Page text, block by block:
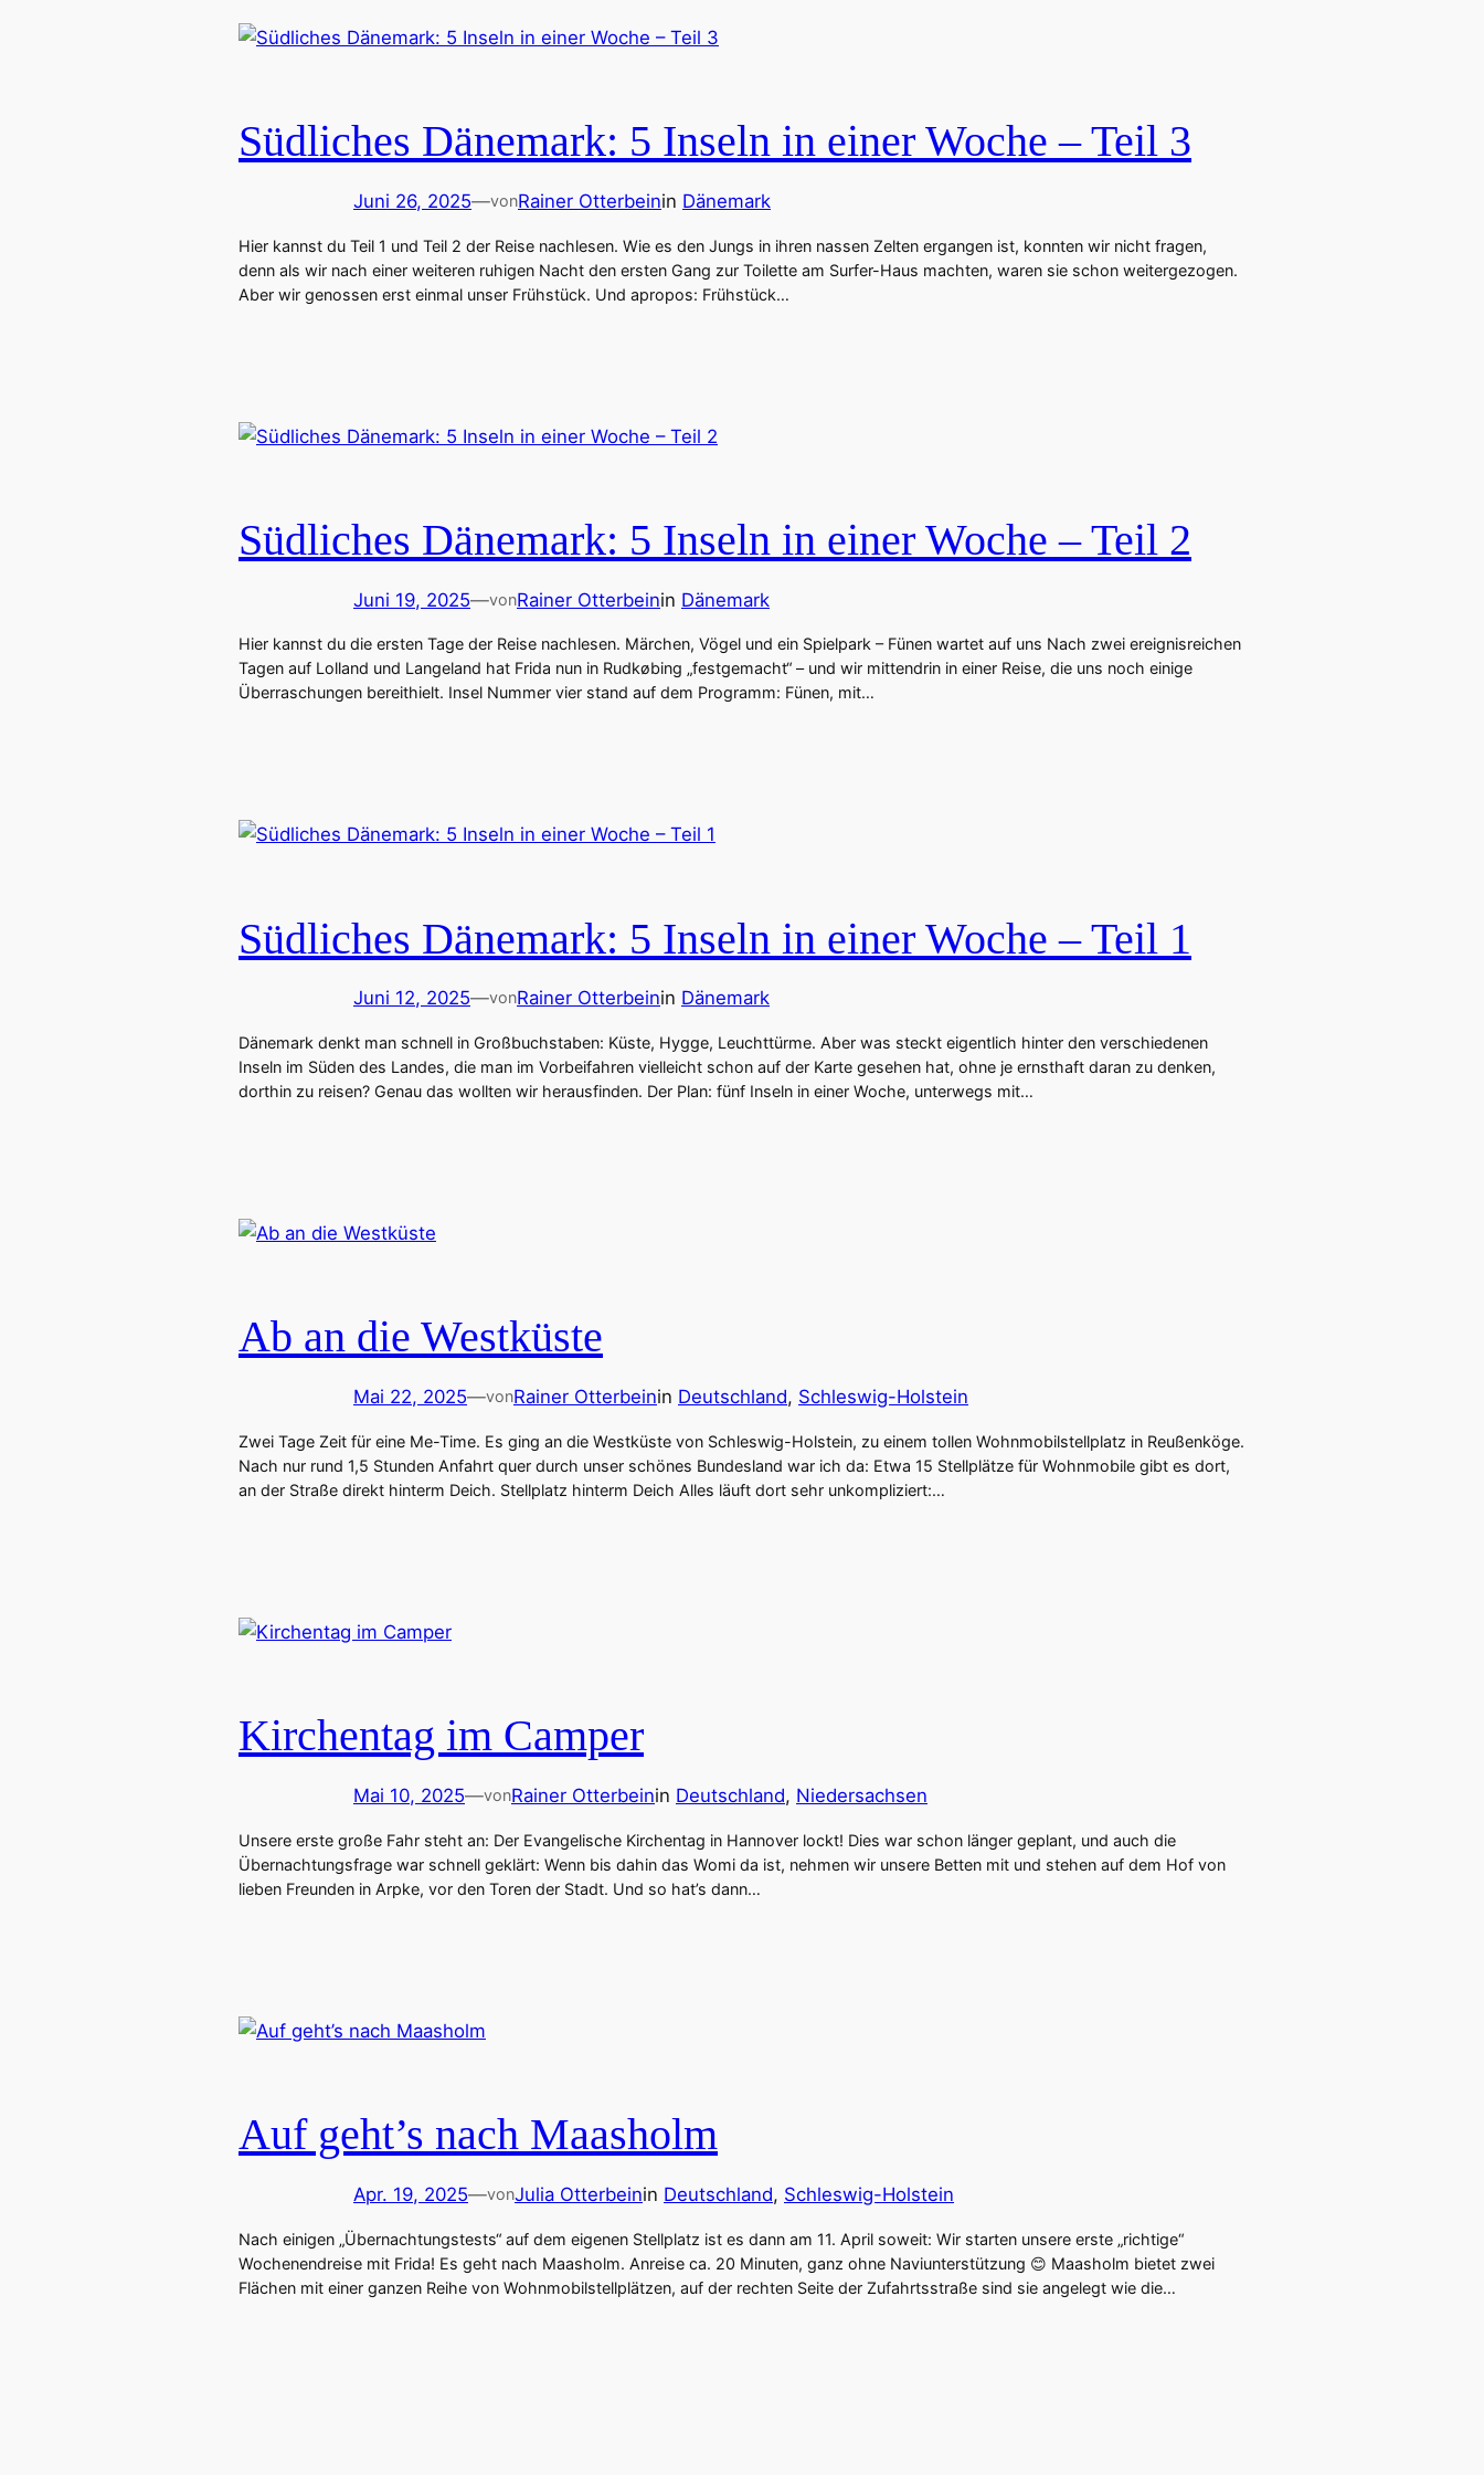
Südliches Dänemark: 5 Inseln in einer Woche – Teil 3
Juni 26, 2025—vonRainer Otterbeinin Dänemark
Hier kannst du Teil 1 und Teil 2 der Reise nachlesen. Wie es den Jungs in ihren nassen Zelten ergangen ist, konnten wir nicht fragen,
denn als wir nach einer weiteren ruhigen Nacht den ersten Gang zur Toilette am Surfer-Haus machten, waren sie schon weitergezogen.
Aber wir genossen erst einmal unser Frühstück. Und apropos: Frühstück…
Südliches Dänemark: 5 Inseln in einer Woche – Teil 2
Juni 19, 2025—vonRainer Otterbeinin Dänemark
Hier kannst du die ersten Tage der Reise nachlesen. Märchen, Vögel und ein Spielpark – Fünen wartet auf uns Nach zwei ereignisreichen
Tagen auf Lolland und Langeland hat Frida nun in Rudkøbing „festgemacht“ – und wir mittendrin in einer Reise, die uns noch einige
Überraschungen bereithielt. Insel Nummer vier stand auf dem Programm: Fünen, mit…
Südliches Dänemark: 5 Inseln in einer Woche – Teil 1
Juni 12, 2025—vonRainer Otterbeinin Dänemark
Dänemark denkt man schnell in Großbuchstaben: Küste, Hygge, Leuchttürme. Aber was steckt eigentlich hinter den verschiedenen
Inseln im Süden des Landes, die man im Vorbeifahren vielleicht schon auf der Karte gesehen hat, ohne je ernsthaft daran zu denken,
dorthin zu reisen? Genau das wollten wir herausfinden. Der Plan: fünf Inseln in einer Woche, unterwegs mit…
Ab an die Westküste
Mai 22, 2025—vonRainer Otterbeinin Deutschland, Schleswig-Holstein
Zwei Tage Zeit für eine Me-Time. Es ging an die Westküste von Schleswig-Holstein, zu einem tollen Wohnmobilstellplatz in Reußenköge.
Nach nur rund 1,5 Stunden Anfahrt quer durch unser schönes Bundesland war ich da: Etwa 15 Stellplätze für Wohnmobile gibt es dort,
an der Straße direkt hinterm Deich. Stellplatz hinterm Deich Alles läuft dort sehr unkompliziert:…
Kirchentag im Camper
Mai 10, 2025—vonRainer Otterbeinin Deutschland, Niedersachsen
Unsere erste große Fahr steht an: Der Evangelische Kirchentag in Hannover lockt! Dies war schon länger geplant, und auch die
Übernachtungsfrage war schnell geklärt: Wenn bis dahin das Womi da ist, nehmen wir unsere Betten mit und stehen auf dem Hof von
lieben Freunden in Arpke, vor den Toren der Stadt. Und so hat’s dann…
Auf geht’s nach Maasholm
Apr. 19, 2025—vonJulia Otterbeinin Deutschland, Schleswig-Holstein
Nach einigen „Übernachtungstests“ auf dem eigenen Stellplatz ist es dann am 11. April soweit: Wir starten unsere erste „richtige“
Wochenendreise mit Frida! Es geht nach Maasholm. Anreise ca. 20 Minuten, ganz ohne Naviunterstützung 😊 Maasholm bietet zwei
Flächen mit einer ganzen Reihe von Wohnmobilstellplätzen, auf der rechten Seite der Zufahrtsstraße sind sie angelegt wie die…